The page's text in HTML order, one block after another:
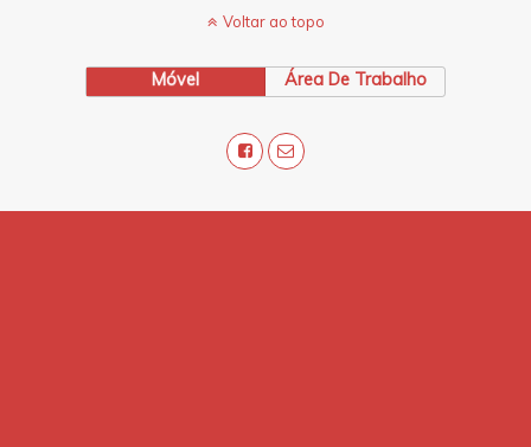
Voltar ao topo
Móvel Área De Trabalho